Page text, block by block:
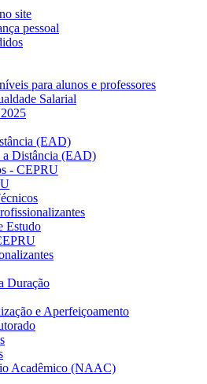
site
pessoal
para alunos e professores
Salarial
(EAD)
a Distância (EAD)
- CEPRU
Estudo
Duração
e Aperfeiçoamento
Acadêmico (NAAC)